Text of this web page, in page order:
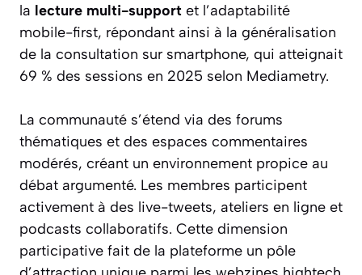
la lecture multi-support et l’adaptabilité
mobile-first, répondant ainsi à la généralisation
de la consultation sur smartphone, qui atteignait
69 % des sessions en 2025 selon Mediametry.
La communauté s’étend via des forums
thématiques et des espaces commentaires
modérés, créant un environnement propice au
débat argumenté. Les membres participent
activement à des live-tweets, ateliers en ligne et
podcasts collaboratifs. Cette dimension
participative fait de la plateforme un pôle